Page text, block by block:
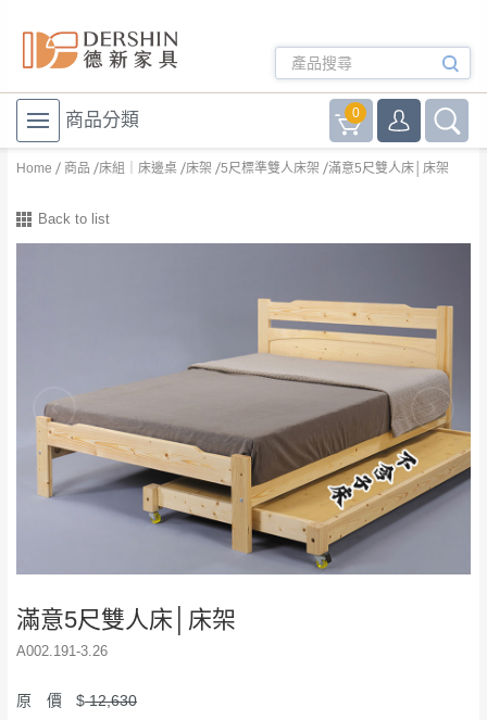
商品分類 0
Home 商品 床組｜床邊桌 床架 5尺標準雙人床架 滿意5尺雙人床│床架
Back to list
滿意5尺雙人床│床架
A002.191-3.26
原 價 $12,630